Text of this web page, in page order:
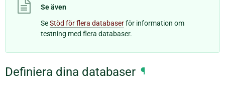
Se även
SeStöd för flera databaserför information om
testning med flera databaser.
Definiera dina databaser ¶